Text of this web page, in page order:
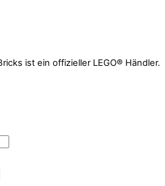
ist ein offizieller LEGO® Händler.